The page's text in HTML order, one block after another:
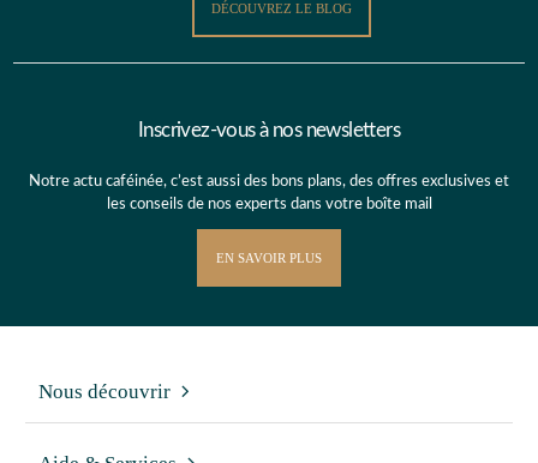
DÉCOUVREZ LE BLOG
Inscrivez-vous à nos newsletters
Notre actu caféinée, c’est aussi des bons plans, des offres exclusives et
les conseils de nos experts dans votre boîte mail
EN SAVOIR PLUS
Nous découvrir